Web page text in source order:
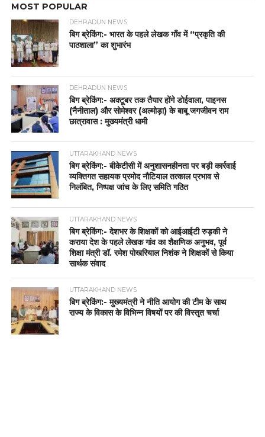
MOST POPULAR
DEHRADUN NEWS
बिग ब्रेकिंग:- भारत के पहले लेखक गाँव में “प्रकृति की
पाठशाला” का शुभारंभ
DEHRADUN NEWS
बिग ब्रेकिंग:- अक्टूबर तक तैयार होंगे डोईवाला, पाइनस
(नैनीताल) और सोमेश्वर (अल्मोड़ा) के बाबू जगजीवन राम
छात्रावास : मुख्यमंत्री धामी
UTTARAKHAND NEWS
बिग ब्रेकिंग:- बीकेटीसी में अनुशासनहीनता पर बड़ी कार्रवाई
व्यक्तिगत सहायक प्रमोद नौटियाल तत्काल प्रभाव से
निलंबित, निष्पक्ष जांच के लिए समिति गठित
UTTARAKHAND NEWS
बिग ब्रेकिंग:- देशभर के शिक्षकों को आईआईटी रुड़की ने
कराया देश के पहले लेखक गांव का शैक्षणिक अनुभव, पूर्व
शिक्षा मंत्री डॉ. रमेश पोखरियाल निशंक ने शिक्षकों से किया
सार्थक संवाद
UTTARAKHAND NEWS
बिग ब्रेकिंग:- मुख्यमंत्री ने नीति आयोग की टीम के साथ
राज्य के विकास के विभिन्न विषयों पर की विस्तृत चर्चा